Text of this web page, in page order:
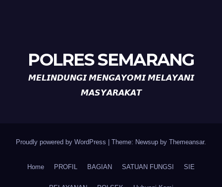
POLRES SEMARANG
𝙈𝙀𝙇𝙄𝙉𝘿𝙐𝙉𝙂𝙄 𝙈𝙀𝙉𝙂𝘼𝙔𝙊𝙈𝙄 𝙈𝙀𝙇𝘼𝙔𝘼𝙉𝙄
𝙈𝘼𝙎𝙔𝘼𝙍𝘼𝙆𝘼𝙏
Proudly powered by WordPress Theme: Newsup by Themeansar.
Home PROFIL BAGIAN SATUAN FUNGSI SIE